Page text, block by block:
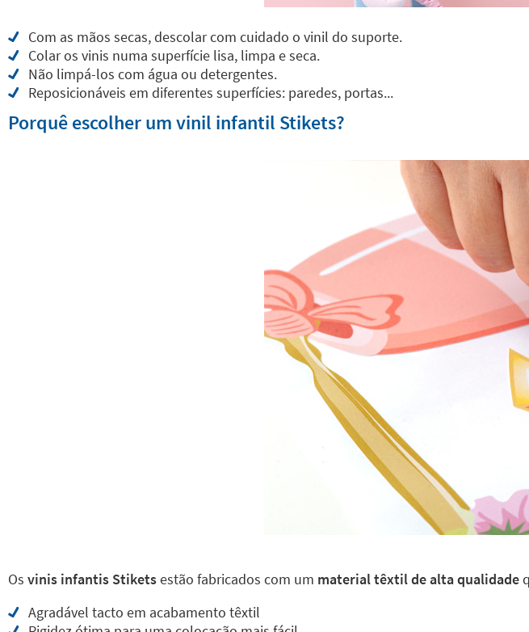
Com as mãos secas, descolar com cuidado o vinil do suporte.
Colar os vinis numa superfície lisa, limpa e seca.
Não limpá-los com água ou detergentes.
Reposicionáveis em diferentes superfícies: paredes, portas...
Porquê escolher um vinil infantil Stikets?
Os vinis infantis Stiketsestão fabricados com um material têxtil de alta qualidade
Agradável tacto em acabamento têxtil